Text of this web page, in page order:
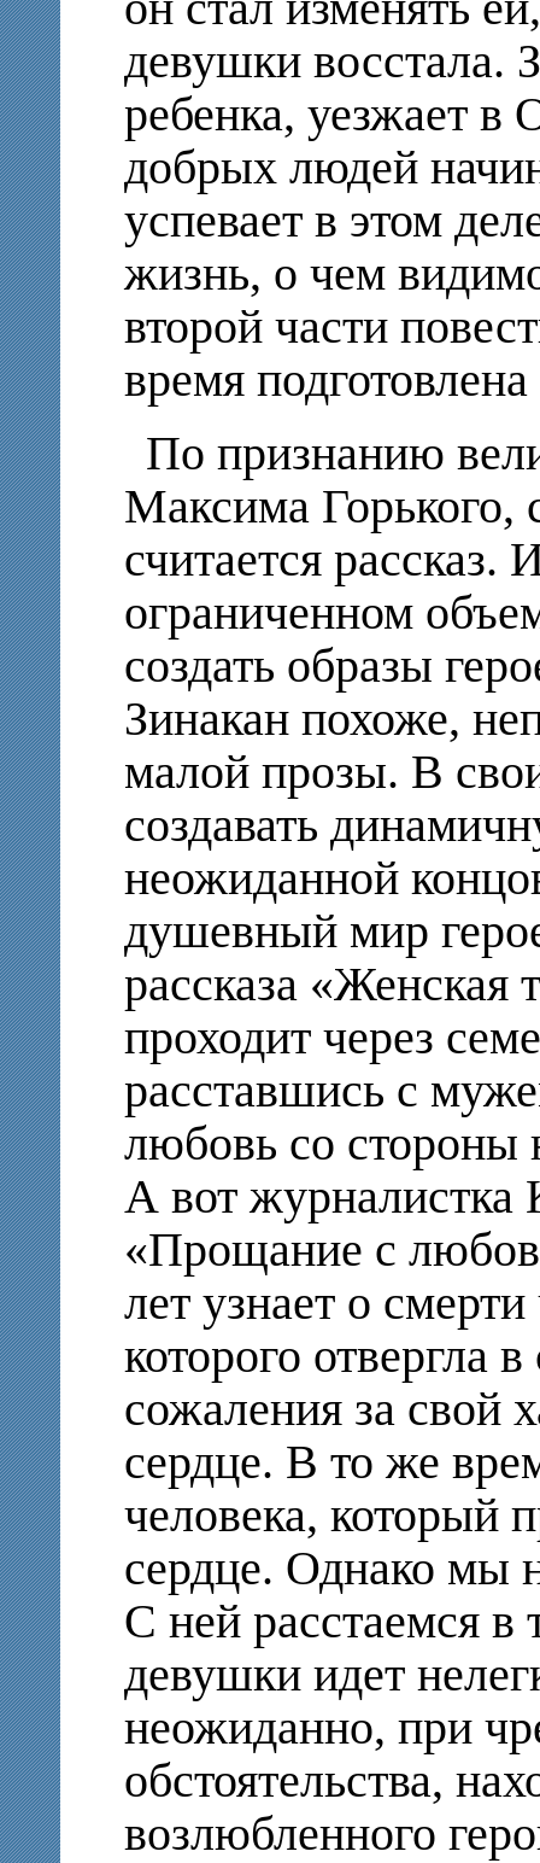
девушки восстала.
ребенка, уезжает
добрых людей
успевает в этом
жизнь, о чем
второй части
время
По признанию
Максима
считается рассказ.
ограниченном
создать образы
Зинакан похоже,
малой прозы. В
создавать
неожиданной
душевный мир
рассказа «Женская
проходит через
расставшись с
любовь со стороны
А вот журналистка
«Прощание с
лет узнает о
которого отвергла
сожаления за свой
сердце. В то же
человека, который
сердце. Однако мы
С ней расстаемся в
девушки идет
неожиданно, при
обстоятельства,
возлюбленного